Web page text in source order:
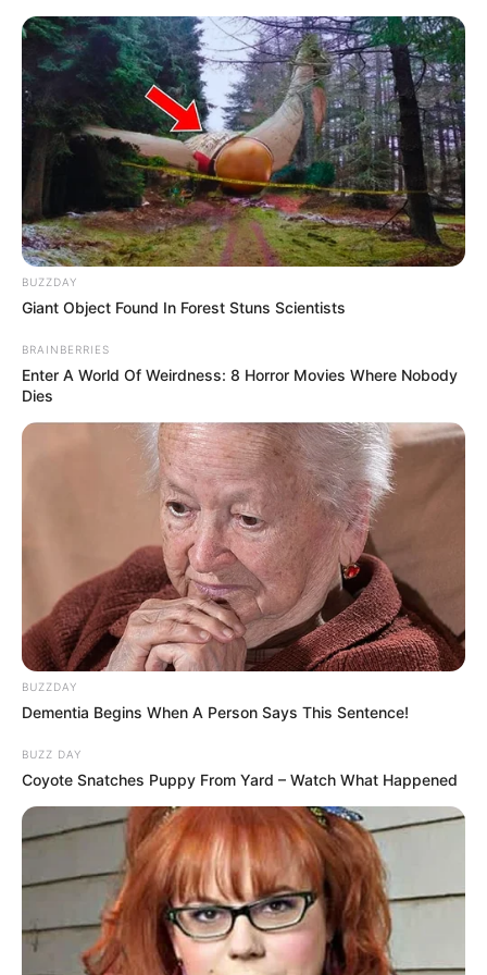
au
contenu AU PETIT PARIEUR
Pronostic Gratuit du Tiercé Quinté PMU du jour
Menu
PRIX GASTON BRANERE PRONOSTIC
QUINTE 23-04-2024
Pronostic et Bruits d’écuries du Tiercé
Quarté Quinté PRIX GASTON BRANERE
23 Avril 2024
BUZZDAY
Giant Object Found In Forest Stuns Scientists
BRAINBERRIES
Enter A World Of Weirdness: 8 Horror Movies Where Nobody
Dies
BUZZDAY
Dementia Begins When A Person Says This Sentence!
BUZZ DAY
Coyote Snatches Puppy From Yard – Watch What Happened